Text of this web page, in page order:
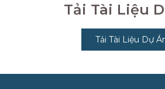
Tải Tài Liệu
Tải Tài Liệu Dự